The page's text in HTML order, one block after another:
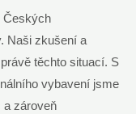
Českých
Naši zkušení a
těchto situací. S
vybavení jsme
a zároveň